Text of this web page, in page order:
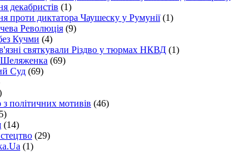
декабристів (1)
проти диктатора Чаушеску у Румунії(1)
Революція (9)
Кучми (4)
святкували Різдво у тюрмах НКВД (1)
(69)
Суд (69)
з політичних мотивів (46)
(14)
(29)
(1)